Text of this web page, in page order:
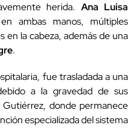
herida. Ana Luisa
en ambas manos, múltiples
en la cabeza, además de una
.
fue trasladada a una
a la gravedad de sus
donde permanece
especializada del sistema